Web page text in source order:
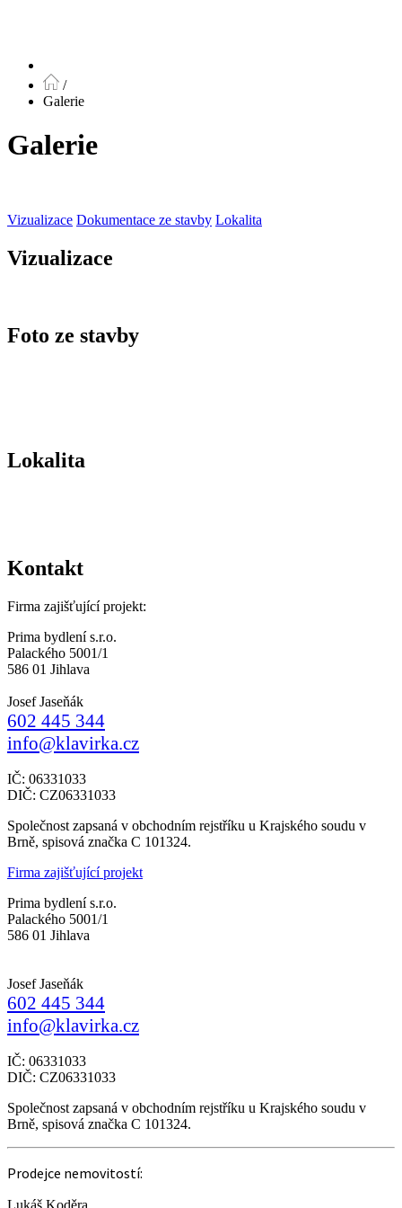
/
Galerie
Galerie
Vizualizace Dokumentace ze stavby Lokalita
Vizualizace
Foto ze stavby
Lokalita
Kontakt
Firma zajišťující projekt:
Prima bydlení s.r.o.
Palackého 5001/1
586 01 Jihlava
Josef Jaseňák
602 445 344
info@klavirka.cz
IČ: 06331033
DIČ: CZ06331033
Společnost zapsaná v obchodním rejstříku u Krajského soudu v
Brně, spisová značka C 101324.
Firma zajišťující projekt
Prima bydlení s.r.o.
Palackého 5001/1
586 01 Jihlava
Josef Jaseňák
602 445 344
info@klavirka.cz
IČ: 06331033
DIČ: CZ06331033
Společnost zapsaná v obchodním rejstříku u Krajského soudu v
Brně, spisová značka C 101324.
Prodejce nemovitostí: